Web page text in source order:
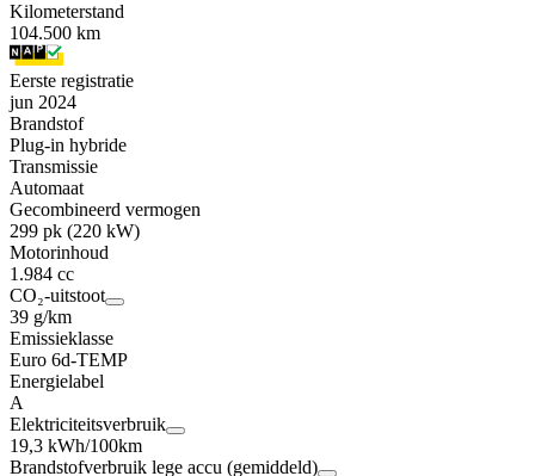
Kilometerstand
104.500 km
Eerste registratie
jun 2024
Brandstof
Plug-in hybride
Transmissie
Automaat
Gecombineerd vermogen
299 pk (220 kW)
Motorinhoud
1.984 cc
CO₂-uitstoot
39 g/km
Emissieklasse
Euro 6d-TEMP
Energielabel
A
Elektriciteitsverbruik
19,3 kWh/100km
Brandstofverbruik lege accu (gemiddeld)